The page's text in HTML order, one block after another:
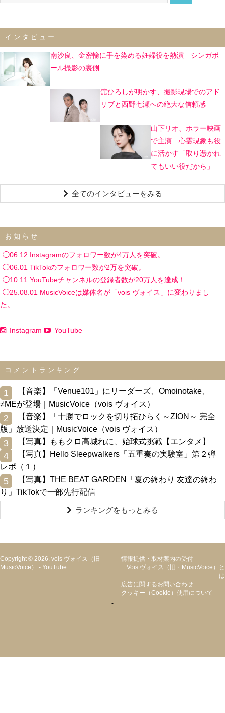
インタビュー
南沙良、金密輸に手を染める妊婦役を熱演 シンガポ
ール撮影の裏側
舘ひろしが明かす、撮影現場でのアド
リブと西野七瀬への絶大な信頼感
山下リオ、ホラー映画
で主演 心霊現象も役
に活かす「取り憑かれ
てもいい役だから」
全てのインタビューをみる
お知らせ
◯06.12 Instagramのフォロワー数が4万人を突破。
◯06.01 TikTokのフォロワー数が2万を突破。
◯10.11 YouTubeチャンネルの登録者数が20万人を達成！
◯25.08.01 MusicVoiceは媒体名が「vois ヴォイス」に変わりまし
た。
Instagram YouTube
コメントランキング
1
【音楽】「Venue101」にリーダーズ、Omoinotake、
≠MEが登場｜MusicVoice（vois ヴォイス）
2
【音楽】「十勝でロックを切り拓ひらく～ZION～ 完全
版」放送決定｜MusicVoice（vois ヴォイス）
3 【写真】ももクロ高城れに、始球式挑戦【エンタメ】
4
【写真】Hello Sleepwalkers「五重奏の実験室」第２弾
レポ（１）
5
【写真】THE BEAT GARDEN「夏の終わり 友達の終わ
り」TikTokで一部先行配信
ランキングをもっとみる
Copyright © 2026. vois ヴォイス（旧
MusicVoice） - YouTube
情報提供・取材案内の受付
Vois ヴォイス（旧・MusicVoice）と
は
広告に関するお問い合わせ
クッキー（cookie）使用について
-